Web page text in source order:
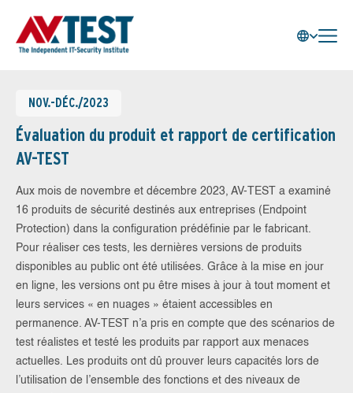
NOV.-DÉC./2023
Évaluation du produit et rapport de certification
AV-TEST
Aux mois de novembre et décembre 2023, AV-TEST a examiné
16 produits de sécurité destinés aux entreprises (Endpoint
Protection) dans la configuration prédéfinie par le fabricant.
Pour réaliser ces tests, les dernières versions de produits
disponibles au public ont été utilisées. Grâce à la mise en jour
en ligne, les versions ont pu être mises à jour à tout moment et
leurs services « en nuages » étaient accessibles en
permanence. AV-TEST n’a pris en compte que des scénarios de
test réalistes et testé les produits par rapport aux menaces
actuelles. Les produits ont dû prouver leurs capacités lors de
l’utilisation de l’ensemble des fonctions et des niveaux de